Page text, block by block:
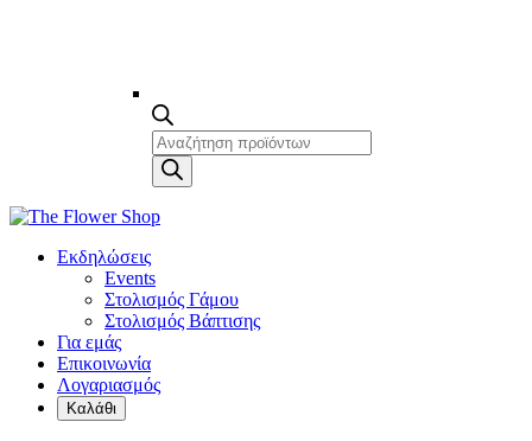
Products
search
Εκδηλώσεις
Events
Στολισμός Γάμου
Στολισμός Βάπτισης
Για εμάς
Επικοινωνία
Λογαριασμός
Καλάθι